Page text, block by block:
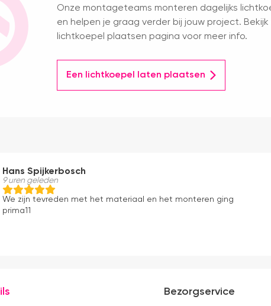
Onze montageteams monteren dagelijks
en helpen je graag verder bij jouw project. Bekijk
lichtkoepel plaatsen pagina voor meer info.
Een lichtkoepel laten plaatsen
Hans Spijkerbosch
9 uren geleden
We zijn tevreden met het materiaal en het monteren ging
prima11
Bezorgservice